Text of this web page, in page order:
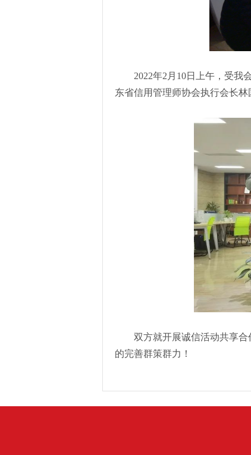
2022年2月10日上午，受我
东省信用管理师协会执行会长林
双方就开展诚信活动共享
的完善群策群力！